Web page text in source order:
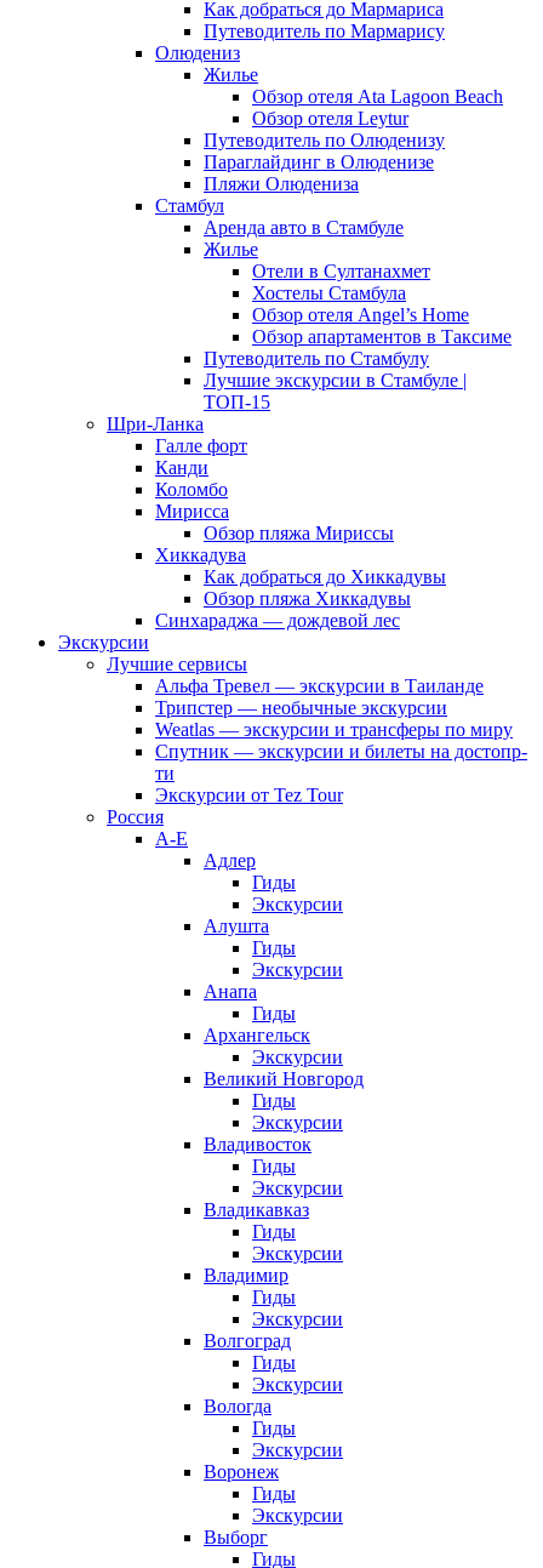
Как добраться до Мармариса
Путеводитель по Мармарису
Олюдениз
Жилье
Обзор отеля Ata Lagoon Beach
Обзор отеля Leytur
Путеводитель по Олюденизу
Параглайдинг в Олюденизе
Пляжи Олюдениза
Стамбул
Аренда авто в Стамбуле
Жилье
Отели в Султанахмет
Хостелы Стамбула
Обзор отеля Angel’s Home
Обзор апартаментов в Таксиме
Путеводитель по Стамбулу
Лучшие экскурсии в Стамбуле |
ТОП-15
Шри-Ланка
Галле форт
Канди
Коломбо
Мирисса
Обзор пляжа Мириссы
Хиккадува
Как добраться до Хиккадувы
Обзор пляжа Хиккадувы
Синхараджа — дождевой лес
Экскурсии
Лучшие сервисы
Альфа Тревел — экскурсии в Таиланде
Трипстер — необычные экскурсии
Weatlas — экскурсии и трансферы по миру
Спутник — экскурсии и билеты на достопр-
ти
Экскурсии от Tez Tour
Россия
А-Е
Адлер
Гиды
Экскурсии
Алушта
Гиды
Экскурсии
Анапа
Гиды
Архангельск
Экскурсии
Великий Новгород
Гиды
Экскурсии
Владивосток
Гиды
Экскурсии
Владикавказ
Гиды
Экскурсии
Владимир
Гиды
Экскурсии
Волгоград
Гиды
Экскурсии
Вологда
Гиды
Экскурсии
Воронеж
Гиды
Экскурсии
Выборг
Гиды